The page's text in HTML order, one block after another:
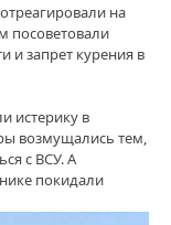
на
посоветовали
и запрет курения в
истерику в
возмущались тем,
с ВСУ. А
покидали